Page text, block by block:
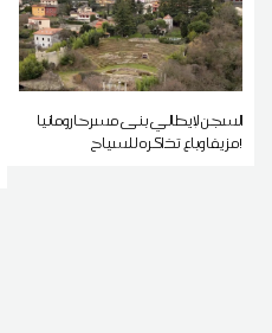
السجن لإيطالي بنى مسرحا رومانيا
مزيفا وباع تذاكره للسياح!